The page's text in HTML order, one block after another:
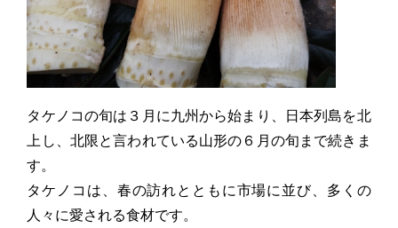
タケノコの旬は３月に九州から始まり、日本列島を北
上し、北限と言われている山形の６月の旬まで続きま
す。
タケノコは、春の訪れとともに市場に並び、多くの
人々に愛される食材です。